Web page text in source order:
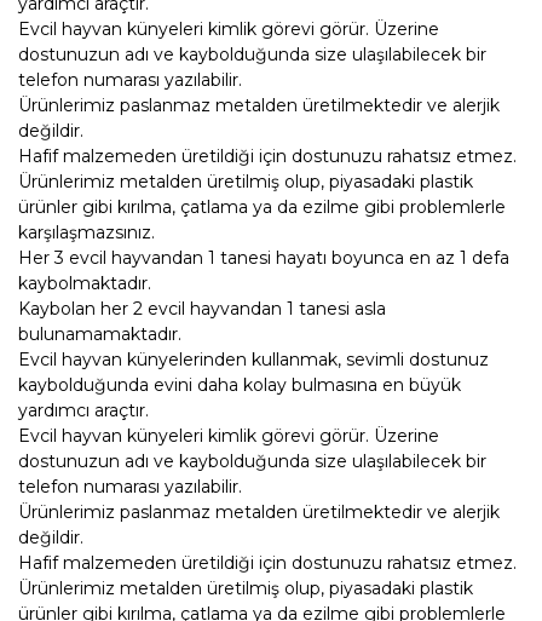
Evcil hayvan künyeleri kimlik görevi görür. Üzerine
dostunuzun adı ve kaybolduğunda size ulaşılabilecek bir
telefon numarası yazılabilir.
Ürünlerimiz paslanmaz metalden üretilmektedir ve alerjik
değildir.
Hafif malzemeden üretildiği için dostunuzu rahatsız etmez.
Ürünlerimiz metalden üretilmiş olup, piyasadaki plastik
ürünler gibi kırılma, çatlama ya da ezilme gibi problemlerle
karşılaşmazsınız.
Her 3 evcil hayvandan 1 tanesi hayatı boyunca en az 1 defa
kaybolmaktadır.
Kaybolan her 2 evcil hayvandan 1 tanesi asla
bulunamamaktadır.
Evcil hayvan künyelerinden kullanmak, sevimli dostunuz
kaybolduğunda evini daha kolay bulmasına en büyük
yardımcı araçtır.
Evcil hayvan künyeleri kimlik görevi görür. Üzerine
dostunuzun adı ve kaybolduğunda size ulaşılabilecek bir
telefon numarası yazılabilir.
Ürünlerimiz paslanmaz metalden üretilmektedir ve alerjik
değildir.
Hafif malzemeden üretildiği için dostunuzu rahatsız etmez.
Ürünlerimiz metalden üretilmiş olup, piyasadaki plastik
ürünler gibi kırılma, çatlama ya da ezilme gibi problemlerle